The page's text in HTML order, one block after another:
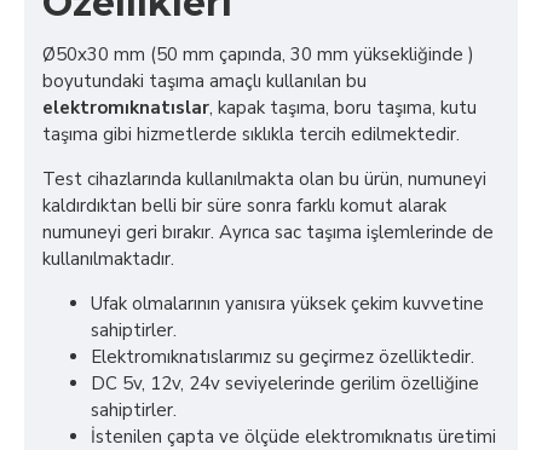
Ø50x30 mm (50 mm çapında, 30 mm yüksekliğinde )
boyutundaki taşıma amaçlı kullanılan bu
elektromıknatıslar, kapak taşıma, boru taşıma, kutu
taşıma gibi hizmetlerde sıklıkla tercih edilmektedir.
Test cihazlarında kullanılmakta olan bu ürün, numuneyi
kaldırdıktan belli bir süre sonra farklı komut alarak
numuneyi geri bırakır. Ayrıca sac taşıma işlemlerinde de
kullanılmaktadır.
Ufak olmalarının yanısıra yüksek çekim kuvvetine
sahiptirler.
Elektromıknatıslarımız su geçirmez özelliktedir.
DC 5v, 12v, 24v seviyelerinde gerilim özelliğine
sahiptirler.
İstenilen çapta ve ölçüde elektromıknatıs üretimi